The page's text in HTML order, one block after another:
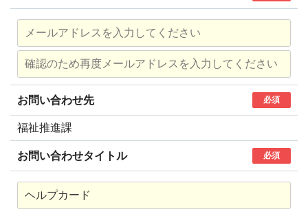
お問い合わせ先 必須
福祉推進課
お問い合わせタイトル 必須